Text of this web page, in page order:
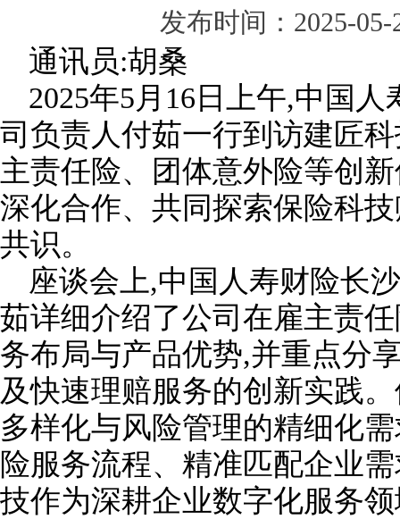
发布时间：2025-
通讯员:胡桑
2025年5月16日上午,中国
司负责人付茹一行到访建匠
主责任险、团体意外险等创
深化合作、共同探索保险科
共识。
座谈会上,中国人寿财险长
茹详细介绍了公司在雇主责
务布局与产品优势,并重点分
及快速理赔服务的创新实践
多样化与风险管理的精细化
险服务流程、精准匹配企业
技作为深耕企业数字化服务